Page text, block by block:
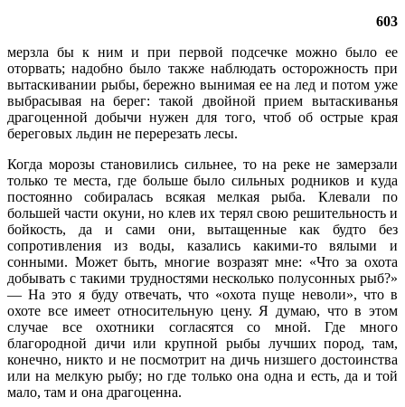
603
мерзла бы к ним и при первой подсечке можно было ее
оторвать; надобно было также наблюдать осторожность при
вытаскивании рыбы, бережно вынимая ее на лед и потом уже
выбрасывая на берег: такой двойной прием вытаскиванья
драгоценной добычи нужен для того, чтоб об острые края
береговых льдин не перерезать лесы.
Когда морозы становились сильнее, то на реке не замерзали
только те места, где больше было сильных родников и куда
постоянно собиралась всякая мелкая рыба. Клевали по
большей части окуни, но клев их терял свою решительность и
бойкость, да и сами они, вытащенные как будто без
сопротивления из воды, казались какими-то вялыми и
сонными. Может быть, многие возразят мне: «Что за охота
добывать с такими трудностями несколько полусонных рыб?»
— На это я буду отвечать, что «охота пуще неволи», что в
охоте все имеет относительную цену. Я думаю, что в этом
случае все охотники согласятся со мной. Где много
благородной дичи или крупной рыбы лучших пород, там,
конечно, никто и не посмотрит на дичь низшего достоинства
или на мелкую рыбу; но где только она одна и есть, да и той
мало, там и она драгоценна.